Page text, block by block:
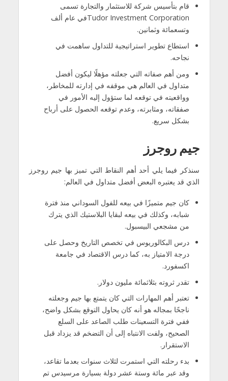
قام بتأسيس شركة للاستثمار والتجارة تسمى
Tudor Investment Corporationفي عام ألف
وتسعمائة وثمانين.
استطاع تطوير استراتيجية للتداول ساهمت في
نجاحه.
ومن أهم صفاته التي جعلته مؤهلًا ليكون أفضل
متداول في العالم هي موقفه في إدارته للمخاطر،
وواقعيته في توقعه لما ستؤول إليه الأمور في
صفقاته، ومثابرته، وعدم توقعه الحصول على أرباح
بشكل سريع.
جيم روجرز
سنذكر فيما يلي أحد أهم النقاط التي تميز بها جيم روجرز
الذي قد يعتبره البعض أفضل متداول في العالم:
كان جيم متميزًا في بيعه للفول السوداني منذ فترة
شبابه، وكذلك في بيعه لبقايا البلاستيك الذي يترك
من مشجعي البيسبول.
درس البكالوريوس في تخصص التاريخ وحصل على
درجة الامتياز به، كما درس الاقتصاد في جامعة
اكسفورد.
تقدر ثروته بثلاثمائة مليون دولار.
تعتبر أهم المهارات التي كان يتمتع بها جيم وجعلته
ناجحًا بمجاله هو أنه كان يحاول التوقع بشكل واضح،
ففي فترة التسعينات طلب الصاعد على السلع
الصحيح، ولفت الانتباه إلى أن التضخم قد يزداد قبل
الاستقرار.
بدء رحلته التي استمرت لثلاث سنوات بعدما تقاعد،
وقد عبر مائة وستة عشر دولة بسيارة مرسيدس تم